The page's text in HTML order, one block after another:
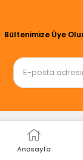
Bültenimize Üye
Kurumsal
Anasayfa